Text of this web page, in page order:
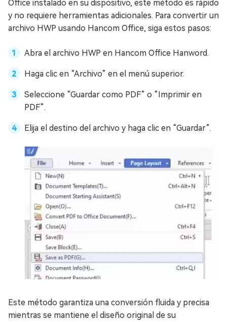
Office instalado en su dispositivo, este método es rápido
y no requiere herramientas adicionales. Para convertir un
archivo HWP usando Hancom Office, siga estos pasos:
Abra el archivo HWP en Hancom Office Hanword.
Haga clic en “Archivo” en el menú superior.
Seleccione “Guardar como PDF” o “Imprimir en
PDF”.
Elija el destino del archivo y haga clic en “Guardar”.
Este método garantiza una conversión fluida y precisa
mientras se mantiene el diseño original de su